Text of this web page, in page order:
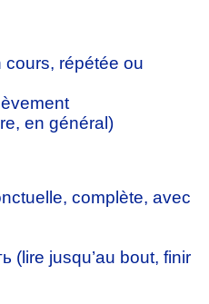
cours, répétée ou
en général)
complète, avec
(lire jusqu’au bout, finir